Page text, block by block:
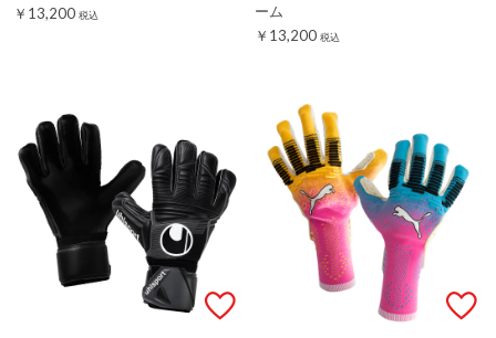
￥13,200 税込
ーム
￥13,200 税込